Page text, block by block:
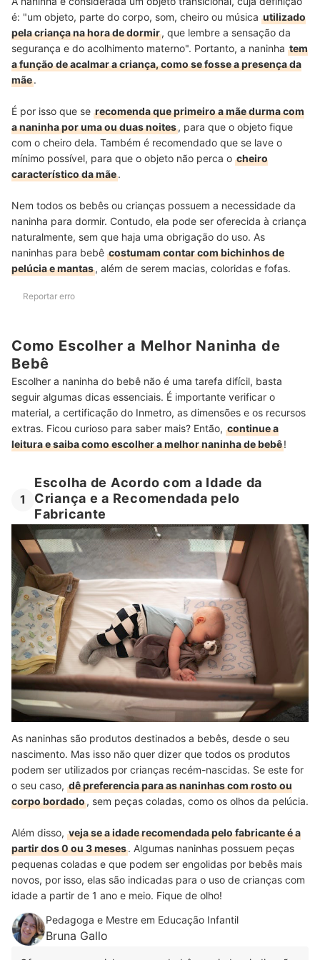
é: "um objeto, parte do corpo, som, cheiro ou música utilizado
pela criança na hora de dormir, que lembre a sensação da
segurança e do acolhimento materno". Portanto, a naninha tem
a função de acalmar a criança, como se fosse a presença da
mãe.
É por isso que se recomenda que primeiro a mãe durma com
a naninha por uma ou duas noites, para que o objeto fique
com o cheiro dela. Também é recomendado que se lave o
mínimo possível, para que o objeto não perca o cheiro
característico da mãe.
Nem todos os bebês ou crianças possuem a necessidade da
naninha para dormir. Contudo, ela pode ser oferecida à criança
naturalmente, sem que haja uma obrigação do uso. As
naninhas para bebê costumam contar com bichinhos de
pelúcia e mantas, além de serem macias, coloridas e fofas.
Reportar erro
Como Escolher a Melhor Naninha de
Bebê
Escolher a naninha do bebê não é uma tarefa difícil, basta
seguir algumas dicas essenciais. É importante verificar o
material, a certificação do Inmetro, as dimensões e os recursos
extras. Ficou curioso para saber mais? Então, continue a
leitura e saiba como escolher a melhor naninha de bebê!
1
Escolha de Acordo com a Idade da
Criança e a Recomendada pelo
Fabricante
As naninhas são produtos destinados a bebês, desde o seu
nascimento. Mas isso não quer dizer que todos os produtos
podem ser utilizados por crianças recém-nascidas. Se este for
o seu caso, dê preferencia para as naninhas com rosto ou
corpo bordado, sem peças coladas, como os olhos da pelúcia.
Além disso, veja se a idade recomendada pelo fabricante é a
partir dos 0 ou 3 meses. Algumas naninhas possuem peças
pequenas coladas e que podem ser engolidas por bebês mais
novos, por isso, elas são indicadas para o uso de crianças com
idade a partir de 1 ano e meio. Fique de olho!
Pedagoga e Mestre em Educação Infantil
Bruna Gallo